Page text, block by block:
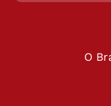
O